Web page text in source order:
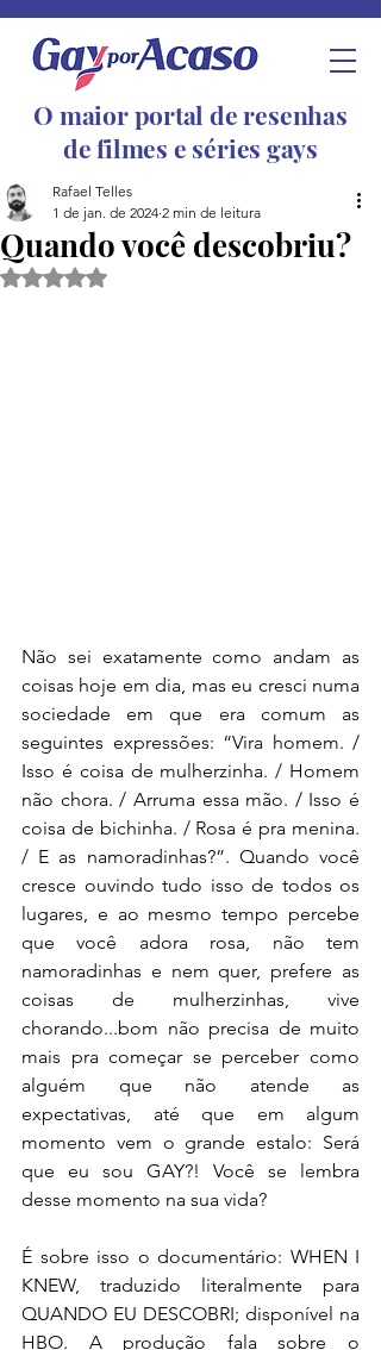
O maior portal de resenhas
de filmes e séries gays
Quando você descobriu?
Rafael Telles
1 de jan. de 2024 2 min de leitura
Avaliado com NaN de 5 estrelas.
Não sei exatamente como andam as
coisas hoje em dia, mas eu cresci numa
sociedade em que era comum as
seguintes expressões: “Vira homem. /
Isso é coisa de mulherzinha. / Homem
não chora. / Arruma essa mão. / Isso é
coisa de bichinha. / Rosa é pra menina.
/ E as namoradinhas?”. Quando você
cresce ouvindo tudo isso de todos os
lugares, e ao mesmo tempo percebe
que você adora rosa, não tem
namoradinhas e nem quer, prefere as
coisas de mulherzinhas, vive
chorando...bom não precisa de muito
mais pra começar se perceber como
alguém que não atende as
expectativas, até que em algum
momento vem o grande estalo: Será
que eu sou GAY?! Você se lembra
desse momento na sua vida?
É sobre isso o documentário: WHEN I
KNEW, traduzido literalmente para
QUANDO EU DESCOBRI; disponível na
HBO. A produção fala sobre o